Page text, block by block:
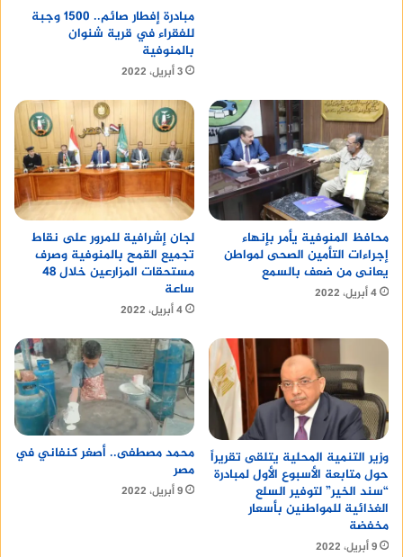
مبادرة إفطار صائم.. 1500 وجبة
للفقراء في قرية شنوان
بالمنوفية
3 أبريل، 2022
محافظ المنوفية يأمر بإنهاء
إجراءات التأمين الصحى لمواطن
يعانى من ضعف بالسمع
4 أبريل، 2022
لجان إشرافية للمرور على نقاط
تجميع القمح بالمنوفية وصرف
مستحقات المزارعين خلال 48
ساعة
4 أبريل، 2022
وزير التنمية المحلية يتلقى تقريراً
حول متابعة الأسبوع الأول لمبادرة
“سند الخير” لتوفير السلع
الغذائية للمواطنين بأسعار
مخفضة
9 أبريل، 2022
محمد مصطفى.. أصغر كنفاني في
مصر
9 أبريل، 2022